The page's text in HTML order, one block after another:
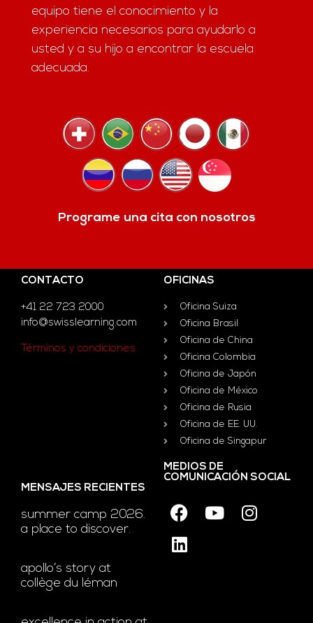
equipo tiene el conocimiento y la
experiencia necesarios para ayudarlo a
usted y a su hijo a encontrar la escuela
adecuada.
Programe una cita con nosotros
CONTACTO
+41 22 723 2000
info@swisslearning.com
Términos y condiciones
OFICINAS
Oficina Suiza
Oficina Brasil
Oficina de China
Oficina Colombia
Oficina de Japón
Oficina de México
Oficina de Rusia
Oficina de EE. UU.
Oficina de Singapur
MENSAJES RECIENTES
summer camp 2026.
a place to discover.
apollo’s story at
collège du léman
MEDIOS DE
COMUNICACIÓN SOCIAL